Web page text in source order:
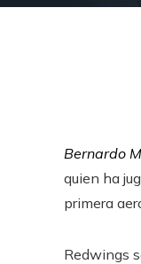
Bernardo
quien ha
primera
Redwings